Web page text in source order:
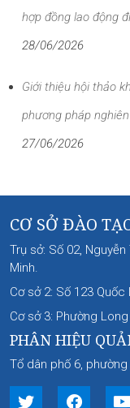
hợp đồng lao động
28/06/2026
Giới thiệu hội thảo
phương pháp
27/06/2026
CƠ SỞ ĐÀO
Trụ sở: Số 02,
Minh.
Cơ sở 2: Số 123 Quốc
Cơ sở 3: Phường
PHÂN HIỆU
Tổ dân phố 6, phường